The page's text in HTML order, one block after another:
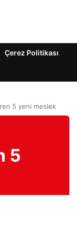
Çerez Politikası
5 yeni meslek
5